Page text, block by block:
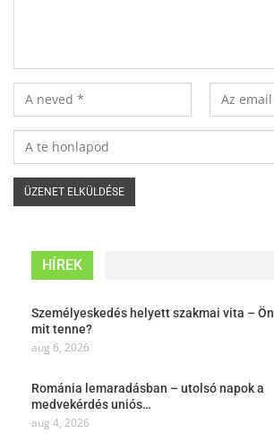
HÍREK
Személyeskedés helyett szakmai vita – Ön
mit tenne?
aug 6, 2026
Románia lemaradásban – utolsó napok a
medvekérdés uniós…
aug 4, 2026